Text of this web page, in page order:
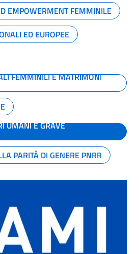
EMPOWERMENT FEMMINILE
ED EUROPEE
FEMMINILI E MATRIMONI
UMANI E GRAVE
PARITÀ DI GENERE PNRR